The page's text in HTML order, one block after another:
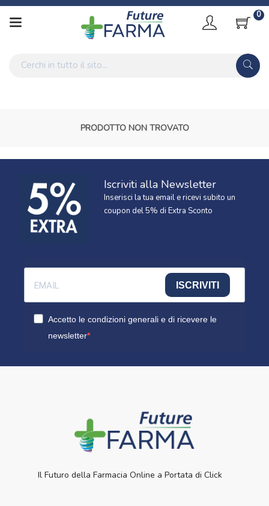
0
PRODOTTO NON TROVATO
Iscriviti alla Newsletter
Inserisci la tua email e ricevi subito un
coupon del 5% di Extra Sconto
ISCRIVITI
Accetto le condizioni generali e di ricevere le
newsletter
Il Futuro della Farmacia Online a Portata di Click